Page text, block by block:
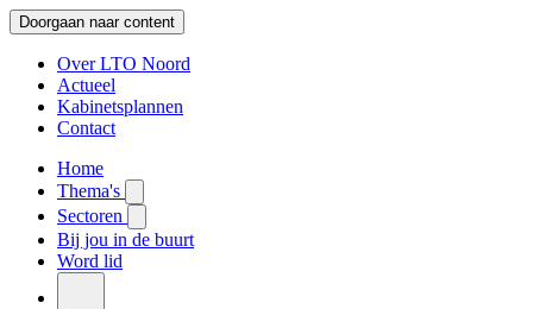
Doorgaan naar content
Over LTO Noord
Actueel
Kabinetsplannen
Contact
Home
Thema's
Sectoren
Bij jou in de buurt
Word lid